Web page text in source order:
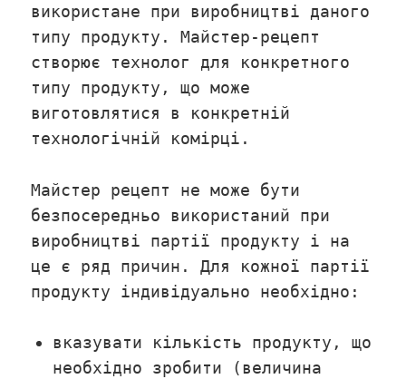
використане при виробництві даного
типу продукту. Майстер-рецепт
створює технолог для конкретного
типу продукту, що може
виготовлятися в конкретній
технологічній комірці.
Майстер рецепт не може бути
безпосередньо використаний при
виробництві партії продукту і на
це є ряд причин. Для кожної партії
продукту індивідуально необхідно:
вказувати кількість продукту, що
необхідно зробити (величина